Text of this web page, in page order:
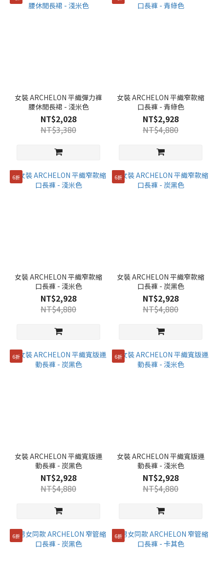
女裝 ARCHELON 平織彈力褲
腰休閒長裙 - 淺米色
NT$2,028
NT$3,380
女裝 ARCHELON 平織窄款縮
口長褲 - 青綠色
NT$2,928
NT$4,880
6折
女裝 ARCHELON 平織窄款縮
口長褲 - 淺米色
NT$2,928
NT$4,880
6折
女裝 ARCHELON 平織窄款縮
口長褲 - 炭黑色
NT$2,928
NT$4,880
6折
女裝 ARCHELON 平織寬版運
動長褲 - 炭黑色
NT$2,928
NT$4,880
6折
女裝 ARCHELON 平織寬版運
動長褲 - 淺米色
NT$2,928
NT$4,880
6折 6折